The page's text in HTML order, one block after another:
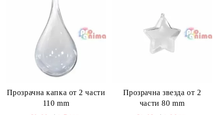
Прозрачна капка от 2 части
110 mm
Прозрачна звезда от 2
части 80 mm